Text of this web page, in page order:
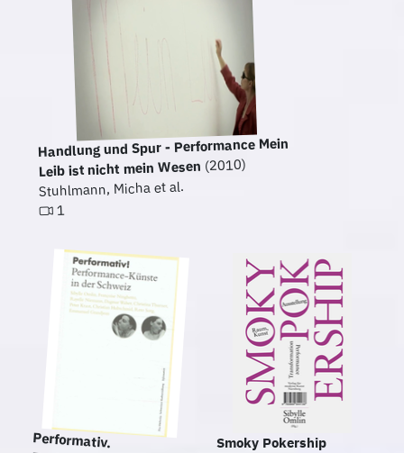
Handlung und Spur - Performance Mein
Leib ist nicht mein Wesen (2010)
Stuhlmann, Micha et al.
1
Performativ.
Performance-Künste in
Smoky Pokership